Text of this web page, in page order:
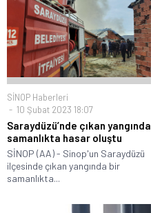
SİNOP Haberleri
10 Şubat 2023 18:07
Saraydüzü’nde çıkan yangında
samanlıkta hasar oluştu
SİNOP (AA) - Sinop'un Saraydüzü
ilçesinde çıkan yangında bir
samanlıkta...